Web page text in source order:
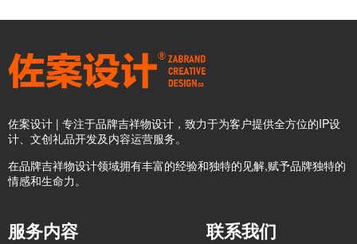
佐案设计 | 专注于品牌吉祥物设计，致力于为客户提供全方位的IP设
计、文创礼品开发及内容运营服务。
在品牌吉祥物设计领域拥有丰富的经验和独特的见解,赋予品牌独特的
情感和生命力。
服务内容 联系我们